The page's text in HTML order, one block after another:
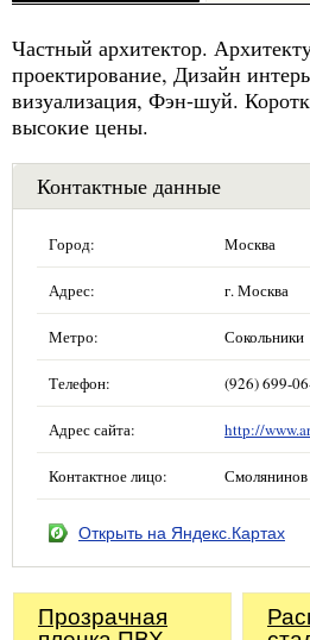
Частный архитектор.
проектирование, Дизайн
визуализация, Фэн-шуй.
высокие цены.
Контактные данные
Город: Москва
Адрес: г. Москва
Метро: Сокольники
Телефон: (926) 699-
Адрес сайта: http://
Контактное лицо: Смолянинов
Открыть на Яндекс.Картах
Прозрачная